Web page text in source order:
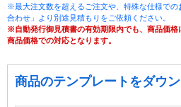
※最大注文数を超えるご注文や、特殊な仕様での
合わせ」より別途見積もりをご依頼ください。
※自動発行御見積書の有効期限内でも、商品価
商品価格での対応となります。
商品のテンプレートをダウ